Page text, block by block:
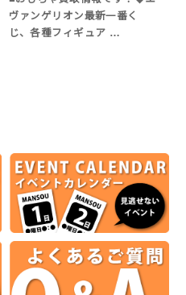
ヴァンゲリオン最新一番く
じ、各種フィギュア …